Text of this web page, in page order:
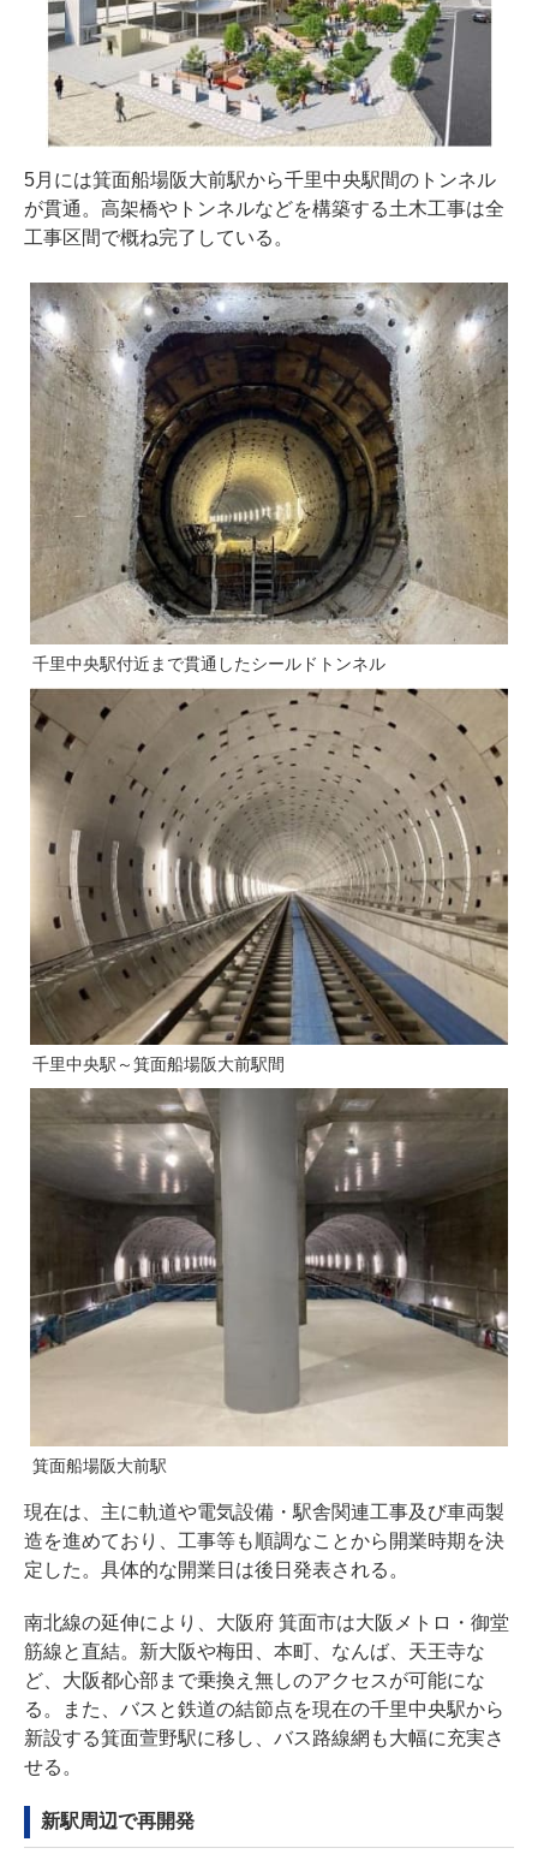
5月には箕面船場阪大前駅から千里中央駅間のトンネル
が貫通。高架橋やトンネルなどを構築する土木工事は全
工事区間で概ね完了している。
千里中央駅付近まで貫通したシールドトンネル
千里中央駅～箕面船場阪大前駅間
箕面船場阪大前駅
現在は、主に軌道や電気設備・駅舎関連工事及び車両製
造を進めており、工事等も順調なことから開業時期を決
定した。具体的な開業日は後日発表される。
南北線の延伸により、大阪府 箕面市は大阪メトロ・御堂
筋線と直結。新大阪や梅田、本町、なんば、天王寺な
ど、大阪都心部まで乗換え無しのアクセスが可能にな
る。また、バスと鉄道の結節点を現在の千里中央駅から
新設する箕面萱野駅に移し、バス路線網も大幅に充実さ
せる。
新駅周辺で再開発